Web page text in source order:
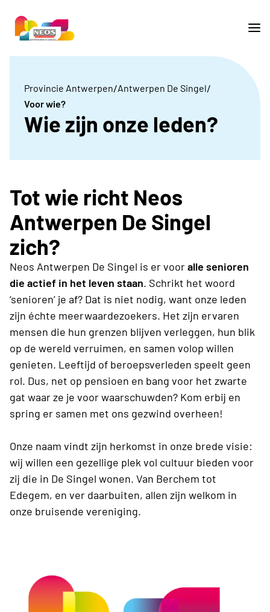
Provincie Antwerpen/Antwerpen De Singel/
Voor wie?
Wie zijn onze leden?
Tot wie richt Neos
Antwerpen De Singel
zich?
Neos Antwerpen De Singel is er vooralle senioren
die actief in het leven staan. Schrikt het woord
‘senioren’ je af? Dat is niet nodig, want onze leden
zijn échte meerwaardezoekers. Het zijn ervaren
mensen die hun grenzen blijven verleggen, hun blik
op de wereld verruimen, en samen volop willen
genieten. Leeftijd of beroepsverleden speelt geen
rol. Dus, net op pensioen en bang voor het zwarte
gat waar ze je voor waarschuwden? Kom erbij en
spring er samen met ons gezwind overheen!
Onze naam vindt zijn herkomst in onze brede visie:
wij willen een gezellige plek vol cultuur bieden voor
zij die in De Singel wonen. Van Berchem tot
Edegem, en ver daarbuiten, allen zijn welkom in
onze bruisende vereniging.